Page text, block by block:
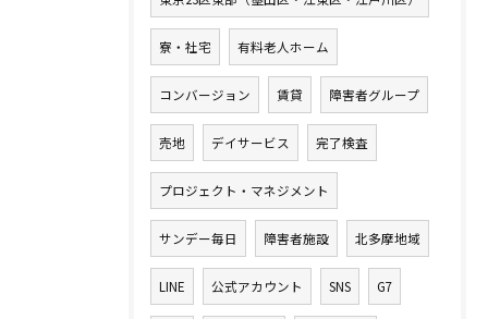
寮・社宅 有料老人ホーム
コンバージョン 賃貸 障害者グループ
売地 デイサービス 完了検査
プロジェクト・マネジメント
サンデー毎日 障害者施設 北多摩地域
LINE 公式アカウント SNS G7